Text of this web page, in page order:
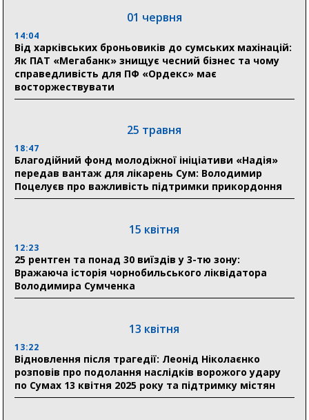
Пенсійний фонд Сумщини спрямував 0,2 млрд грн
на пенсії, страхові виплати та підтримку
прифронтових громад
прифронтової Сумщини: перша група оздоровилася
в Австрії
18:30
Ніколаєнко: у Сумах погодили 115 компенсацій на
відновлення житла майже на 6,6 млн грн
21:01
До 19 400 гривень на паливо: Пенсійний фонд
Сумщини пояснив, як отримати допомогу на зиму
«Укрексімбанк» припиняє виплату пенсій: у
людям
11:00
Артем Кобзар вручив родинам 20 полеглих Героїв
01 червня
14:04
Від харківських броньовиків до сумських махінацій:
Як ПАТ «Мегабанк» знищує чесний бізнес та чому
справедливість для ПФ «Ордекс» має
восторжествувати
25 травня
18:47
Благодійний фонд молодіжної ініціативи «Надія»
передав вантаж для лікарень Сум: Володимир
Поцелуєв про важливість підтримки прикордоння
15 квітня
12:23
25 рентген та понад 30 виїздів у 3-тю зону:
Вражаюча історія чорнобильського ліквідатора
Володимира Сумченка
13 квітня
13:22
Відновлення після трагедії: Леонід Ніколаєнко
розповів про подолання наслідків ворожого удару
по Сумах 13 квітня 2025 року та підтримку містян